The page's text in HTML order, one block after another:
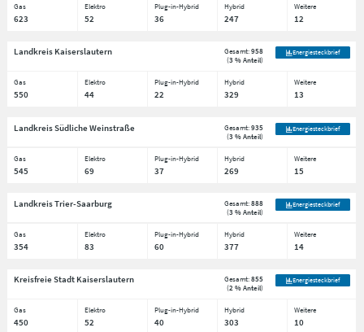
Gas Elektro Plug-in-Hybrid Hybrid Weitere
623 52 36 247 12
Landkreis Kaiserslautern Gesamt:958
(3 % Anteil)
Energiesteckbrief
Gas Elektro Plug-in-Hybrid Hybrid Weitere
550 44 22 329 13
Landkreis Südliche Weinstraße Gesamt:935
(3 % Anteil)
Energiesteckbrief
Gas Elektro Plug-in-Hybrid Hybrid Weitere
545 69 37 269 15
Landkreis Trier-Saarburg Gesamt:888
(3 % Anteil)
Energiesteckbrief
Gas Elektro Plug-in-Hybrid Hybrid Weitere
354 83 60 377 14
Kreisfreie Stadt Kaiserslautern Gesamt:855
(2 % Anteil)
Energiesteckbrief
Gas Elektro Plug-in-Hybrid Hybrid Weitere
450 52 40 303 10